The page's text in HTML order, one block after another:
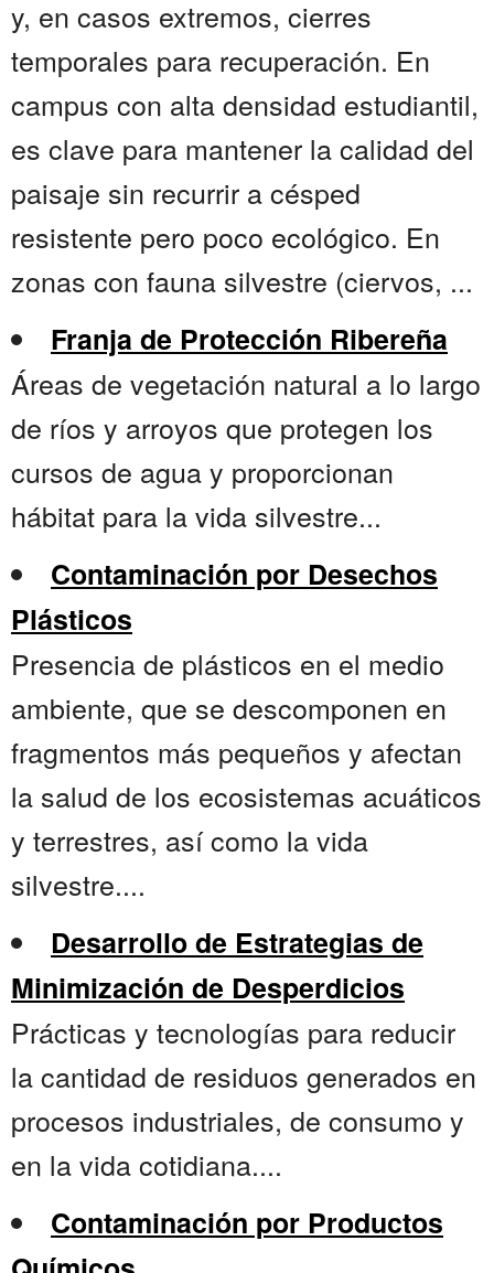
y, en casos extremos, cierres
temporales para recuperación. En
campus con alta densidad estudiantil,
es clave para mantener la calidad del
paisaje sin recurrir a césped
resistente pero poco ecológico. En
zonas con fauna silvestre (ciervos, ...
Franja de Protección Ribereña
Áreas de vegetación natural a lo largo
de ríos y arroyos que protegen los
cursos de agua y proporcionan
hábitat para la vida silvestre...
Contaminación por Desechos
Plásticos
Presencia de plásticos en el medio
ambiente, que se descomponen en
fragmentos más pequeños y afectan
la salud de los ecosistemas acuáticos
y terrestres, así como la vida
silvestre....
Desarrollo de Estrategias de
Minimización de Desperdicios
Prácticas y tecnologías para reducir
la cantidad de residuos generados en
procesos industriales, de consumo y
en la vida cotidiana....
Contaminación por Productos